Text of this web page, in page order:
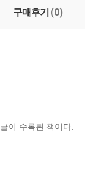
구매후기 (0)
이 수록된 책이다.